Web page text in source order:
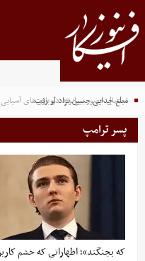
احتمال حضور بیرانوند در بازی‌های
مبلغ جدایی حسین نژاد لو رفت
پسر ترامپ
که بجنگند»؛ اظهاراتی که خشم